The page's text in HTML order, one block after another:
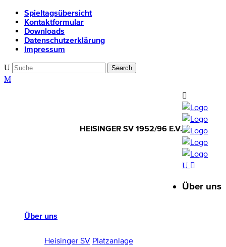
Spieltagsübersicht
Kontaktformular
Downloads
Datenschutzerklärung
Impressum
HEISINGER SV 1952/96 E.V.
Über uns
Heisinger SV Platzanlage
Über uns